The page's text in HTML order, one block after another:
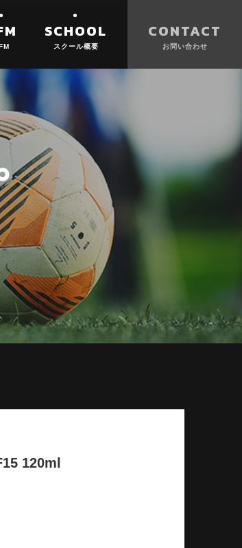
SCHOOL CONTACT
120ml